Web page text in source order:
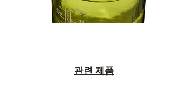
관련 제품